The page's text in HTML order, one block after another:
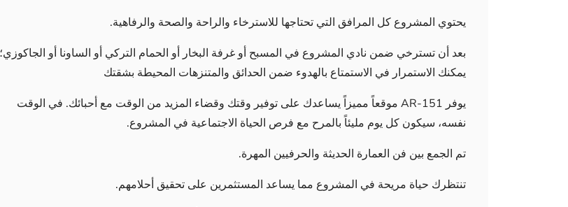
يحتوي المشروع كل المرافق التي تحتاجها للاسترخاء والراحة والصحة والرفاهية.
بعد أن تسترخي ضمن نادي المشروع في المسبح أو غرفة البخار أو الحمام التركي أو الساونا أو الجاكوزي؛
يمكنك الاستمرار في الاستمتاع بالهدوء ضمن الحدائق والمتنزهات المحيطة بشقتك
يوفر AR-151 موقعاً مميزاً يساعدك على توفير وقتك وقضاء المزيد من الوقت مع أحبائك. في الوقت
نفسه، سيكون كل يوم مليئاً بالمرح مع فرص الحياة الاجتماعية في المشروع.
تم الجمع بين فن العمارة الحديثة والحرفيين المهرة.
تنتظرك حياة مريحة في المشروع مما يساعد المستثمرين على تحقيق أحلامهم.